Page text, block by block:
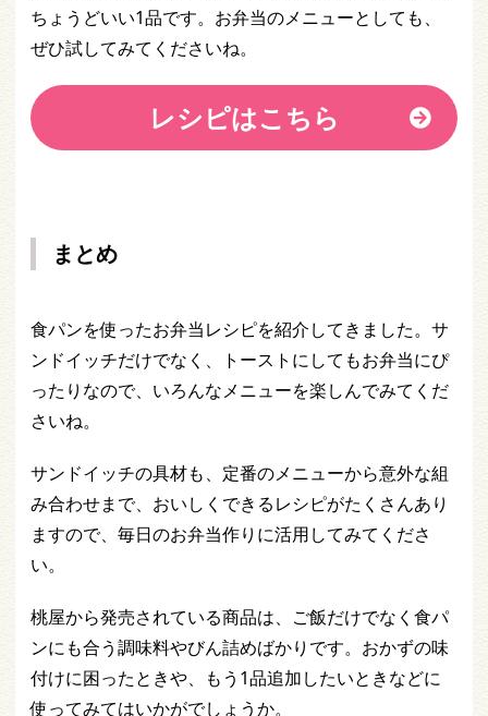
ちょうどいい1品です。お弁当のメニューとしても、
ぜひ試してみてくださいね。
レシピはこちら
まとめ
食パンを使ったお弁当レシピを紹介してきました。サ
ンドイッチだけでなく、トーストにしてもお弁当にぴ
ったりなので、いろんなメニューを楽しんでみてくだ
さいね。
サンドイッチの具材も、定番のメニューから意外な組
み合わせまで、おいしくできるレシピがたくさんあり
ますので、毎日のお弁当作りに活用してみてくださ
い。
桃屋から発売されている商品は、ご飯だけでなく食パ
ンにも合う調味料やびん詰めばかりです。おかずの味
付けに困ったときや、もう1品追加したいときなどに
使ってみてはいかがでしょうか。